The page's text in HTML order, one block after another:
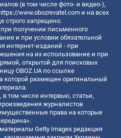
(в том числе фото- и видео-),
https://www.obozrevatel.com и на всех
строго запрещено.
получении письменного
и при условии обязательной
интернет-изданий - при
на их использование и при
открытой для поисковых
OBOZ.UA по ссылке
которой размещен оригинальный
том числе интервью, статьи,
журналистов
права на которые
Getty Images редакция